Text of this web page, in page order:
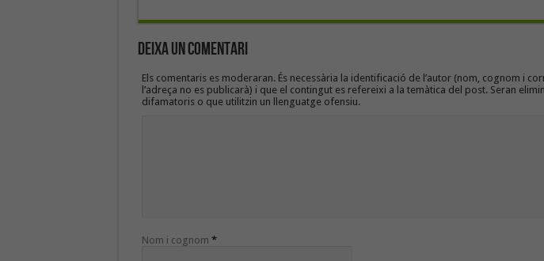
Deixa un Comentari
Els comentaris es moderaran. És necessària la identificació de l’autor (nom, cognom i
l’adreça no es publicarà) i que el contingut es refereixi a la temàtica del post. Seran
difamatoris o que utilitzin un llenguatge ofensiu.
Nom i cognom *